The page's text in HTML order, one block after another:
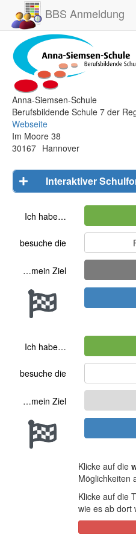
BBS Anmeldung
Anna-Siemsen-Schule
Berufsbildende Schule 7 der
Webseite
Im Moore 38
30167 Hannover
Interaktiver
Ich habe…
besuche die
…mein Ziel
Ich habe…
besuche die
…mein Ziel
Klicke auf die
Möglichkeiten
Klicke auf die
wie es ab dort